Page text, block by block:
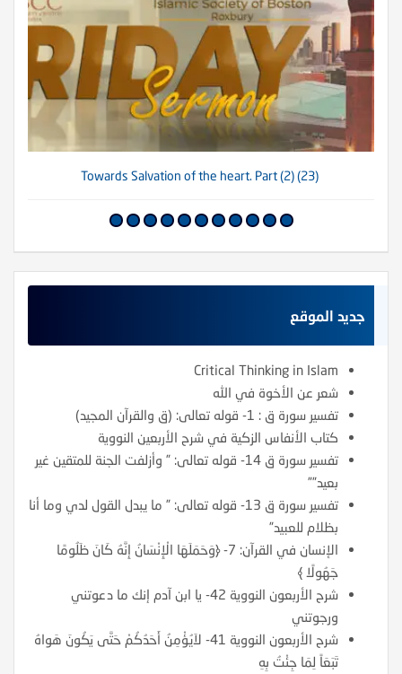
(23) Towards Salvation of the heart. Part (2)
جديد الموقع
Critical Thinking in Islam
شعر عن الأخوة في الله
تفسير سورة ق : 1- قوله تعالى: (ق والقرآن المجيد)
كتاب الأنفاس الزكية في شرح الأربعين النووية
تفسير سورة ق 14- قوله تعالى: ” وأزلفت الجنة للمتقين غير
بعيد””
تفسير سورة ق 13- قوله تعالى: ” ما يبدل القول لدي وما أنا
بظلام للعبيد”
الإنسان في القرآن: 7- ﴿وَحَمَلَهَا الْإِنْسَانُ إِنَّهُ كَانَ ظَلُومًا
جَهُولًا ﴾
شرح الأربعون النووية 42- يا ابن آدم إنك ما دعوتني
ورجوتني
شرح الأربعون النووية 41- لاَيُؤْمِنُ أَحَدُكُمْ حَتَّى يَكُونَ هَواهُ
تَبَعَاً لِمَا جِئْتُ بِهِ